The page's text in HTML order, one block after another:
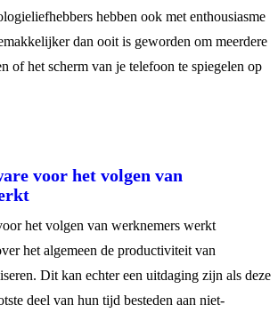
hebben ook met enthousiasme
dan ooit is geworden om meerdere
of het scherm van je telefoon te spiegelen op
voor het volgen van
het volgen van werknemers werkt
het algemeen de productiviteit van
Dit kan echter een uitdaging zijn als deze
deel van hun tijd besteden aan niet-